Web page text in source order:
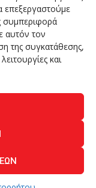
επεξεργαστούμε
συμπεριφορά
αυτόν τον
της συγκατάθεσης,
και
-Πολιτική Απορρήτου